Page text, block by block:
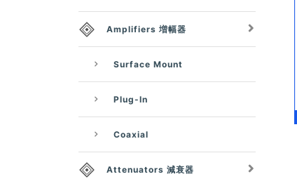
Amplifiers 増幅器
Surface Mount
Plug-In
Coaxial
Attenuators 減衰器